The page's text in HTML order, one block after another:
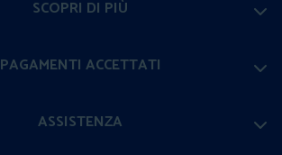
SCOPRI DI PIÙ
PAGAMENTI ACCETTATI
ASSISTENZA